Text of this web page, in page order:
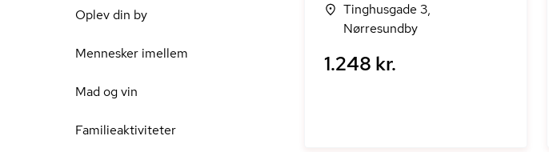
Oplev din by
Mennesker imellem
Mad og vin
Familieaktiviteter
Tinghusgade 3,
Nørresundby
1.248 kr.